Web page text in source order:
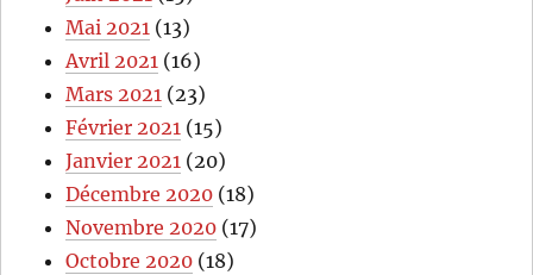
Mai 2021 (13)
Avril 2021 (16)
Mars 2021 (23)
Février 2021 (15)
Janvier 2021 (20)
Décembre 2020 (18)
Novembre 2020 (17)
Octobre 2020 (18)